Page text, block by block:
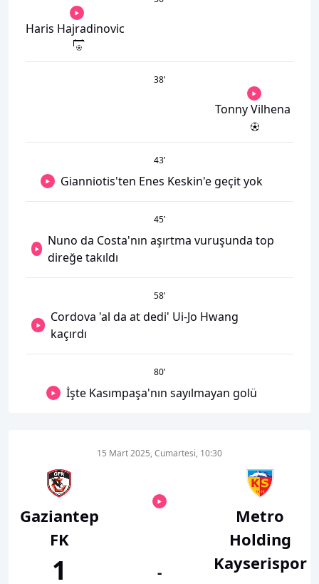
Haris Hajradinovic
38’
Tonny Vilhena
43’
Gianniotis'ten Enes Keskin'e geçit yok
45’
Nuno da Costa'nın aşırtma vuruşunda top
direğe takıldı
58’
Cordova 'al da at dedi' Ui-Jo Hwang
kaçırdı
80’
İşte Kasımpaşa'nın sayılmayan golü
Gaziantep
FK
1
15 Mart 2025, Cumartesi, 10:30
-
Metro
Holding
Kayserispor